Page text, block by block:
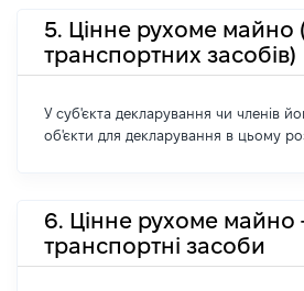
5. Цінне рухоме майно
транспортних засобів)
У суб'єкта декларування чи членів
об'єкти для декларування в цьому
6. Цінне рухоме майно
транспортні засоби